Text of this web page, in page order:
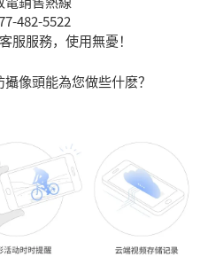
482-5522
服服務，使用無憂！
像頭能為您做些什麽？